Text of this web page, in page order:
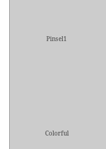
Pinsel1
Colorful